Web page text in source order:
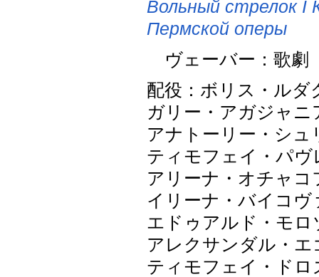
Вольный стрелок I
Пермской оперы
ヴェーバー：歌劇
配役：ボリス・ルダ
ガリー・アガジャ
アナトーリー・シ
ティモフェイ・パ
アリーナ・オチャ
イリーナ・バイコ
エドゥアルド・モ
アレクサンダル・エ
ティモフェイ・ド